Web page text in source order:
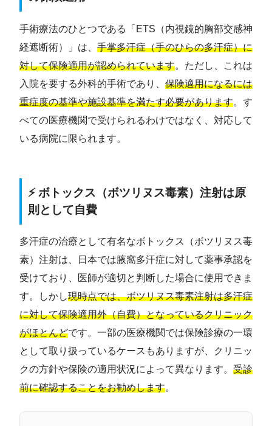
手術療法のひとつである「ETS（内視鏡的胸部交感神
経遮断術）」は、 手掌多汗症（手のひらの多汗症）に
対して保険適用が認められています。ただし、これは
入院を要する外科的手術であり、 保険適用になるには
重症度の基準や施設基準を満たす必要があります。す
べての医療機関で受けられるわけではなく、対応して
いる病院に限られます。
⚡ ボトックス（ボツリヌス毒素）注射は原
則として自費
多汗症の治療として有名なボトックス（ボツリヌス毒
素）注射は、日本では腋窩多汗症に対して薬事承認を
受けており、医師が適切と判断した場合に使用できま
す。しかし現時点では、ボツリヌス毒素注射は多汗症
に対して保険適用外（自費）となっているクリニック
がほとんどです。一部の医療機関では保険診療の一環
として取り扱っているケースもありますが、クリニッ
クの方針や保険の適用状況によって異なります。 受診
前に確認することをお勧めします。